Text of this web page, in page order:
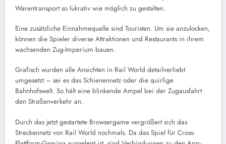
Warentransport so lukrativ wie möglich zu gestalten.
Eine zusätzliche Einnahmequelle sind Touristen. Um sie anzulocken,
können die Spieler diverse Attraktionen und Restaurants in ihrem
wachsenden Zug-Imperium bauen.
Grafisch wurden alle Ansichten in Rail World detailverliebt
umgesetzt – sei es das Schienennetz oder die quirlige
Bahnhofswelt. So hält eine blinkende Ampel bei der Zugausfahrt
den Straßenverkehr an.
Durch das jetzt gestartete Browsergame vergrößert sich das
Streckennetz von Rail World nochmals. Da das Spiel für Cross-